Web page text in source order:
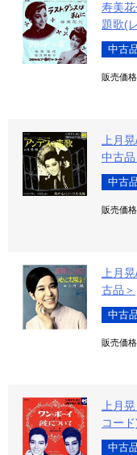
寿美
題歌(
中古
販売価格
上月
中古品
中古
販売価格
上月
古品＞
中古
販売価格
上月
コー
中古